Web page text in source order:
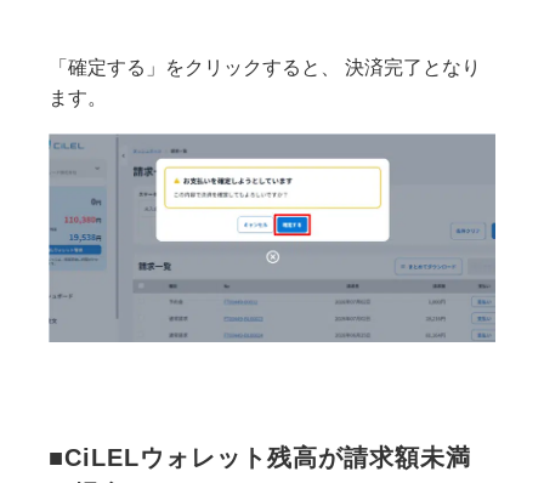
「確定する」をクリックすると、 決済完了となり
ます。
■CiLELウォレット残高が請求額未満